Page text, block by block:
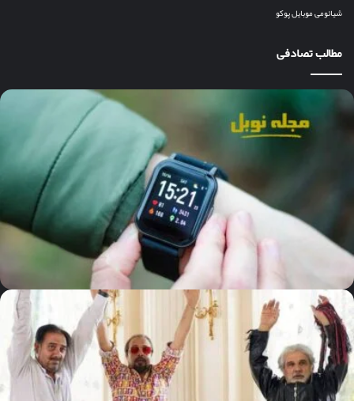
شیائومیموبایلپوکو
مطالب تصادفی